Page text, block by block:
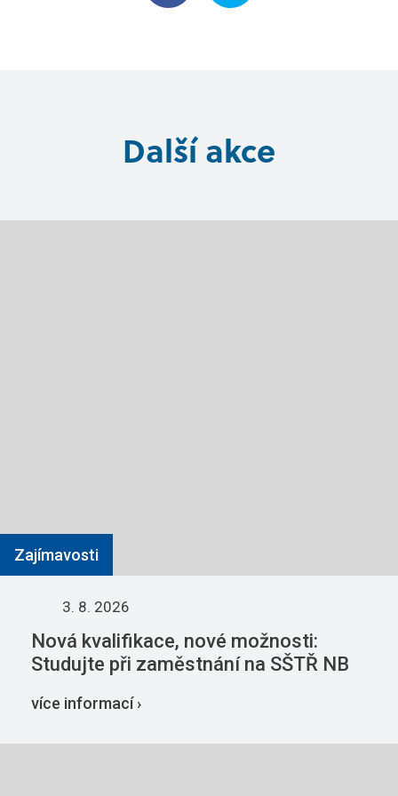
Další akce
Zajímavosti
3. 8. 2026
Nová kvalifikace, nové možnosti:
Studujte při zaměstnání na SŠTŘ NB
více informací ›